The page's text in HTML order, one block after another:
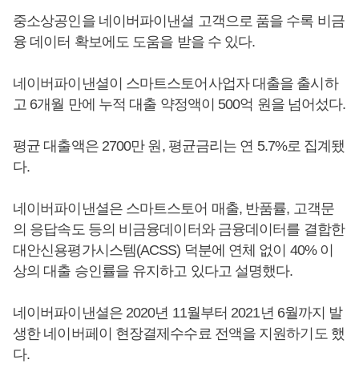
중소상공인을 네이버파이낸셜 고객으로 품을 수록 비금
융 데이터 확보에도 도움을 받을 수 있다.
네이버파이낸셜이 스마트스토어사업자 대출을 출시하
고 6개월 만에 누적 대출 약정액이 500억 원을 넘어섰다.
평균 대출액은 2700만 원, 평균금리는 연 5.7%로 집계됐
다.
네이버파이낸셜은 스마트스토어 매출, 반품률, 고객문
의 응답속도 등의 비금융데이터와 금융데이터를 결합한
대안신용평가시스템(ACSS) 덕분에 연체 없이 40% 이
상의 대출 승인률을 유지하고 있다고 설명했다.
네이버파이낸셜은 2020년 11월부터 2021년 6월까지 발
생한 네이버페이 현장결제수수료 전액을 지원하기도 했
다.